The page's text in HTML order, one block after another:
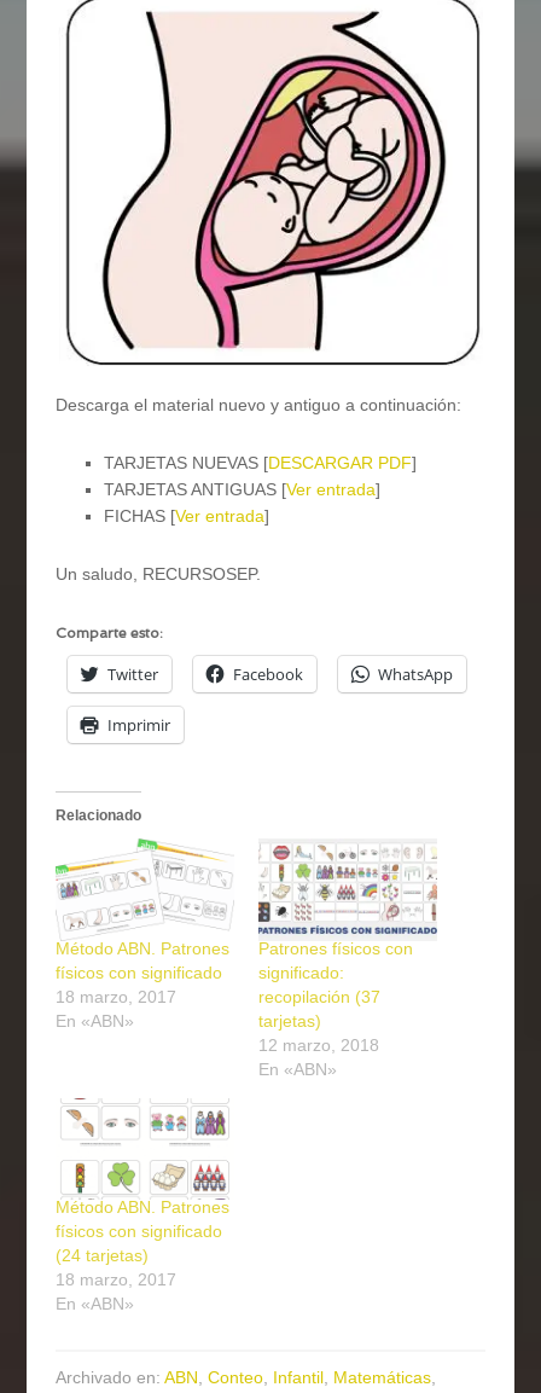
Descarga el material nuevo y antiguo a continuación:
TARJETAS NUEVAS [DESCARGAR PDF]
TARJETAS ANTIGUAS [Ver entrada]
FICHAS [Ver entrada]
Un saludo, RECURSOSEP.
Comparte esto:
Twitter Facebook WhatsApp
Imprimir
Relacionado
Método ABN. Patrones
físicos con significado
18 marzo, 2017
En «ABN»
Patrones físicos con
significado:
recopilación (37
tarjetas)
12 marzo, 2018
En «ABN»
Método ABN. Patrones
físicos con significado
(24 tarjetas)
18 marzo, 2017
En «ABN»
Archivado en:ABN ,Conteo Infantil Matemáticas